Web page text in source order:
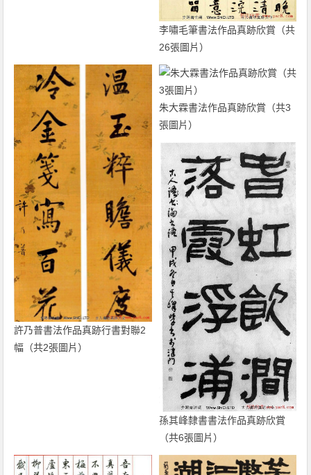
李嘯毛筆書法作品真跡欣賞（共
26張圖片）
許乃普書法作品真跡行書對聯2
幅（共2張圖片）
朱大霖書法作品真跡欣賞（共3
張圖片）
孫其峰隸書書法作品真跡欣賞
（共6張圖片）